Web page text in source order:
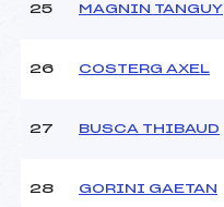
25 MAGNIN TANGUY
26 COSTERG AXEL
27 BUSCA THIBAUD
28 GORINI GAETAN